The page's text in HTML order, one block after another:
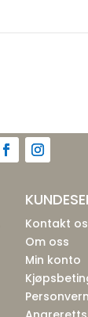
Kontakt
Om oss
Min konto